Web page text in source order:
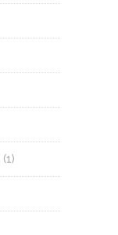
(1)